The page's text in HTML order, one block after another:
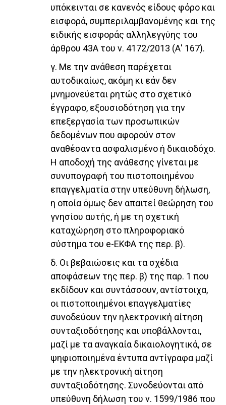
υπόκεινται σε κανενός είδους φόρο και
εισφορά, συμπεριλαμβανομένης και της
ειδικής εισφοράς αλληλεγγύης του
άρθρου 43Α του ν. 4172/2013 (Α' 167).
γ. Με την ανάθεση παρέχεται
αυτοδικαίως, ακόμη κι εάν δεν
μνημονεύεται ρητώς στο σχετικό
έγγραφο, εξουσιοδότηση για την
επεξεργασία των προσωπικών
δεδομένων που αφορούν στον
αναθέσαντα ασφαλισμένο ή δικαιοδόχο.
Η αποδοχή της ανάθεσης γίνεται με
συνυπογραφή του πιστοποιημένου
επαγγελματία στην υπεύθυνη δήλωση,
η οποία όμως δεν απαιτεί θεώρηση του
γνησίου αυτής, ή με τη σχετική
καταχώρηση στο πληροφοριακό
σύστημα του e-ΕΚΦΑ της περ. β).
δ. Οι βεβαιώσεις και τα σχέδια
αποφάσεων της περ. β) της παρ. 1 που
εκδίδουν και συντάσσουν, αντίστοιχα,
οι πιστοποιημένοι επαγγελματίες
συνοδεύουν την ηλεκτρονική αίτηση
συνταξιοδότησης και υποβάλλονται,
μαζί με τα αναγκαία δικαιολογητικά, σε
ψηφιοποιημένα έντυπα αντίγραφα μαζί
με την ηλεκτρονική αίτηση
συνταξιοδότησης. Συνοδεύονται από
υπεύθυνη δήλωση του ν. 1599/1986 που